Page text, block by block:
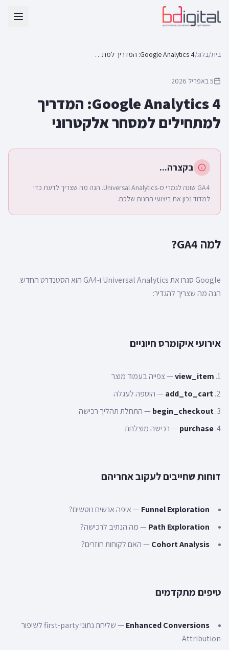
בית/בלוג/ Google Analytics 4: המדריך למתחילים למסחר אלקטרוני
5 באפריל 2026
Google Analytics 4: המדריך
למתחילים למסחר אלקטרוני
בקצרה...
GA4 שונה לגמרי מ-Universal Analytics. הנה מה שצריך לדעת כדי
למדוד נכון את ביצועי החנות שלכם.
למה GA4?
Google סגרו את Universal Analytics ו-GA4 הוא הסטנדרט החדש.
הנה מה שצריך להגדיר:
אירועי איקומרס חיוניים
view_item— צפייה בעמוד מוצר
add_to_cart — הוספה לעגלה
begin_checkout — התחלת תהליך רכישה
purchase — רכישה מוצלחת
דוחות שחייבים לעקוב אחריהם
Funnel Exploration
—איפה אנשים נוטשים?
Path Exploration
—מה הנתיב לרכישה?
Cohort Analysis
—האם לקוחות חוזרים?
טיפים מתקדמים
Enhanced Conversions
—
שליחת נתוני first-party לשיפור
Attribution